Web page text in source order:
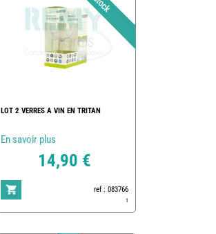
LOT 2 VERRES A VIN EN TRITAN
En savoir plus
14,90 €
ref : 083766
1